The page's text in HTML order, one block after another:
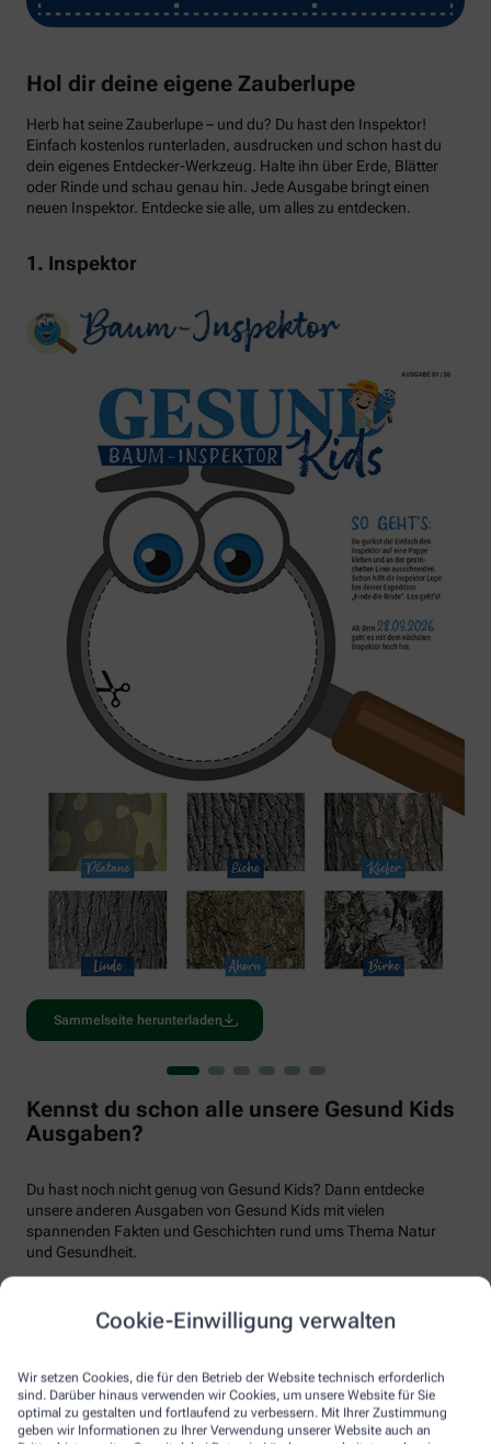
Cookie-Einwilligung verwalten
Wir setzen Cookies, die für den Betrieb der Website technisch erforderlich
sind. Darüber hinaus verwenden wir Cookies, um unsere Website für Sie
optimal zu gestalten und fortlaufend zu verbessern. Mit Ihrer Zustimmung
geben wir Informationen zu Ihrer Verwendung unserer Website auch an
Hol dir deine eigene Zauberlupe
Herb hat seine Zauberlupe – und du? Du hast den Inspektor!
Einfach kostenlos runterladen, ausdrucken und schon hast du
dein eigenes Entdecker-Werkzeug. Halte ihn über Erde, Blätter
oder Rinde und schau genau hin. Jede Ausgabe bringt einen
neuen Inspektor. Entdecke sie alle, um alles zu entdecken.
1. Inspektor
Sammelseite herunterladen
Kennst du schon alle unsere Gesund Kids
Ausgaben?
Du hast noch nicht genug von Gesund Kids? Dann entdecke
unsere anderen Ausgaben von Gesund Kids mit vielen
spannenden Fakten und Geschichten rund ums Thema Natur
und Gesundheit.